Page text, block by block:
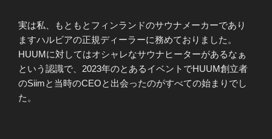
実は私、もともとフィンランドのサウナメーカーであり
ますハルビアの正規ディーラーに務めておりました。
HUUMに対してはオシャレなサウナヒーターがあるなぁ
という認識で、2023年のとあるイベントでHUUM創立者
のSiimと当時のCEOと出会ったのがすべての始まりでし
た。